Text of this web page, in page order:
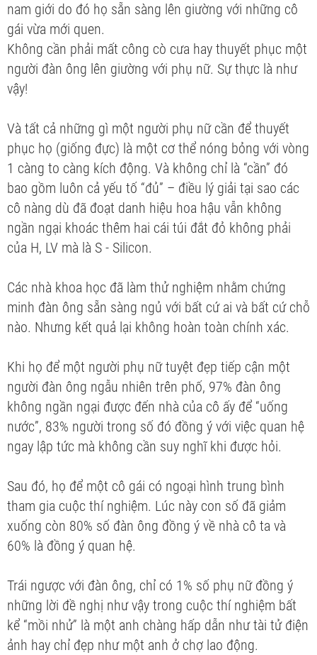
nam giới do đó họ sẵn sàng lên giường với những cô
gái vừa mới quen.
Không cần phải mất công cò cưa hay thuyết phục một
người đàn ông lên giường với phụ nữ. Sự thực là như
vậy!
Và tất cả những gì một người phụ nữ cần để thuyết
phục họ (giống đực) là một cơ thể nóng bỏng với vòng
1 càng to càng kích động. Và không chỉ là “cần” đó
bao gồm luôn cả yếu tố “đủ” – điều lý giải tại sao các
cô nàng dù đã đoạt danh hiệu hoa hậu vẫn không
ngần ngại khoác thêm hai cái túi đắt đỏ không phải
của H, LV mà là S - Silicon.
Các nhà khoa học đã làm thử nghiệm nhằm chứng
minh đàn ông sẵn sàng ngủ với bất cứ ai và bất cứ chỗ
nào. Nhưng kết quả lại không hoàn toàn chính xác.
Khi họ để một người phụ nữ tuyệt đẹp tiếp cận một
người đàn ông ngẫu nhiên trên phố, 97% đàn ông
không ngần ngại được đến nhà của cô ấy để “uống
nước”, 83% người trong số đó đồng ý với việc quan hệ
ngay lập tức mà không cần suy nghĩ khi được hỏi.
Sau đó, họ để một cô gái có ngoại hình trung bình
tham gia cuộc thí nghiệm. Lúc này con số đã giảm
xuống còn 80% số đàn ông đồng ý về nhà cô ta và
60% là đồng ý quan hệ.
Trái ngược với đàn ông, chỉ có 1% số phụ nữ đồng ý
những lời đề nghị như vậy trong cuộc thí nghiệm bất
kể “mồi nhử” là một anh chàng hấp dẫn như tài tử điện
ảnh hay chỉ đẹp như một anh ở chợ lao động.